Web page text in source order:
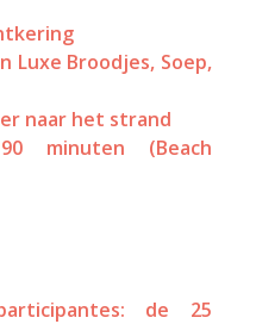
Luxe Broodjes, Soep,
naar het strand
minuten (Beach
de 25